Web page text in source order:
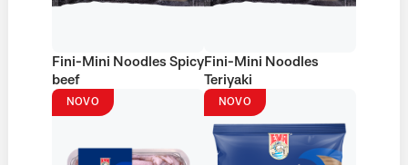
Fini-Mini Noodles Spicy
beef
Fini-Mini Noodles
Teriyaki
NOVO NOVO